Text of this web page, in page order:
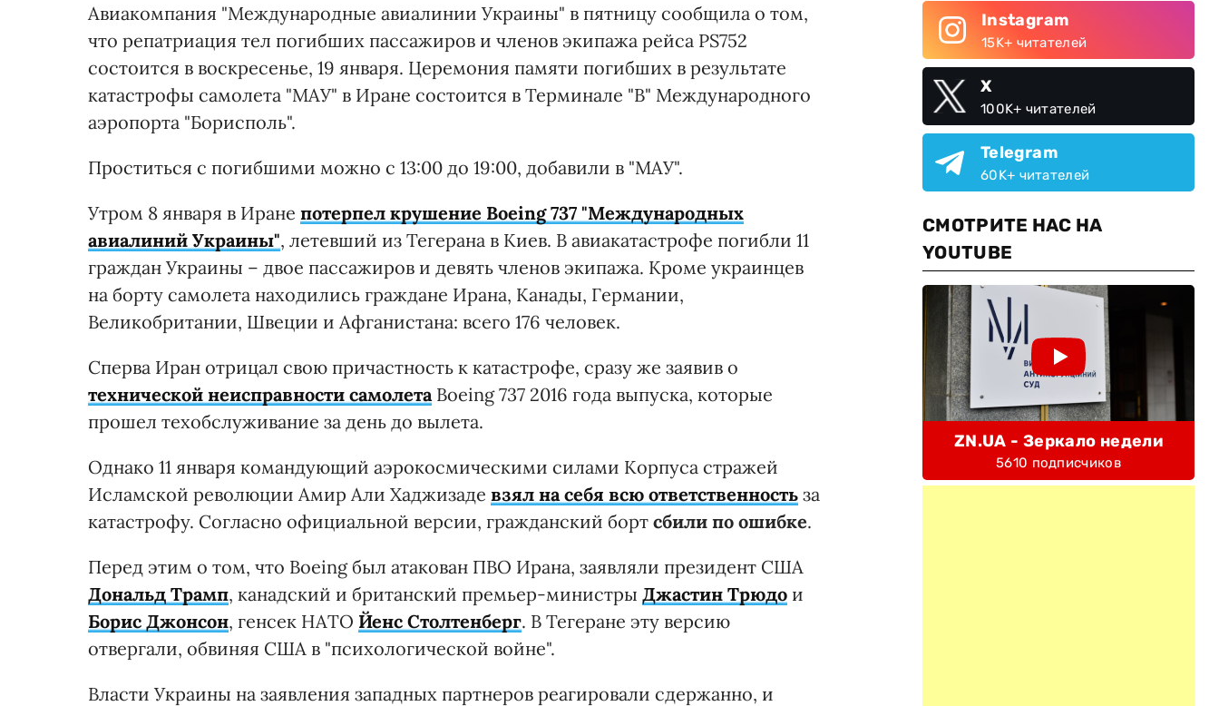
Авиакомпания "Международные авиалинии Украины" в пятницу сообщила о том,
что репатриация тел погибших пассажиров и членов экипажа рейса PS752
состоится в воскресенье, 19 января. Церемония памяти погибших в результате
катастрофы самолета "МАУ" в Иране состоится в Терминале "В" Международного
аэропорта "Борисполь".
Проститься с погибшими можно с 13:00 до 19:00, добавили в "МАУ".
Утром 8 января в Иране потерпел крушение Boeing 737 "Международных
авиалиний Украины", летевший из Тегерана в Киев. В авиакатастрофе погибли 11
граждан Украины – двое пассажиров и девять членов экипажа. Кроме украинцев
на борту самолета находились граждане Ирана, Канады, Германии,
Великобритании, Швеции и Афганистана: всего 176 человек.
Сперва Иран отрицал свою причастность к катастрофе, сразу же заявив о
технической неисправности самолета Boeing 737 2016 года выпуска, которые
прошел техобслуживание за день до вылета.
Однако 11 января командующий аэрокосмическими силами Корпуса стражей
Исламской революции Амир Али Хаджизаде взял на себя всю ответственность за
катастрофу. Согласно официальной версии, гражданский борт сбили по ошибке.
Перед этим о том, что Boeing был атакован ПВО Ирана, заявляли президент США
Дональд Трамп, канадский и британский премьер-министры Джастин Трюдо и
Борис Джонсон, генсек НАТО Йенс Столтенберг. В Тегеране эту версию
отвергали, обвиняя США в "психологической войне".
Власти Украины на заявления западных партнеров реагировали сдержанно, и
Instagram
15K+ читателей
X
100K+ читателей
Telegram
60K+ читателей
СМОТРИТЕ НАС НА
YOUTUBE
ZN.UA - Зеркало недели
5610 подписчиков